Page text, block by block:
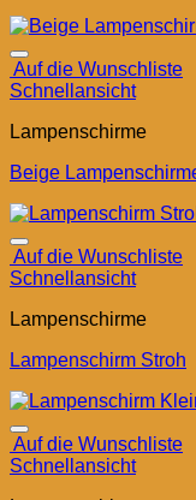
Auf die Wunschliste
Schnellansicht
Lampenschirme
Beige
Auf die Wunschliste
Schnellansicht
Lampenschirme
Lampenschirm Stroh
Auf die Wunschliste
Schnellansicht